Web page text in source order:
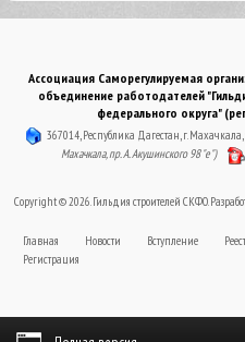
Ассоциация Саморегулируемая
объединение работодателей
федерального округа"
367014, Республика Дагестан, г.
Махачкала, пр. А. Акушинского 98 "е")
Copyright © 2026. Гильдия строителей СКФО.
Главная Новости Вступление
Регистрация